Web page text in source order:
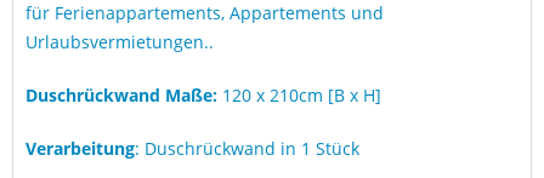
für Ferienappartements, Appartements und
Urlaubsvermietungen..
Duschrückwand Maße: 120 x 210cm [B x H]
Verarbeitung: Duschrückwand in 1 Stück